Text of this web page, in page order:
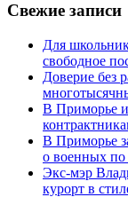
Свежие записи
Для
свободное
Доверие без
В Приморье
В Приморье
о военных по
Экс-мэр
курорт в